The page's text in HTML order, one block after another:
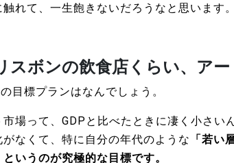
れて、一生飽きないだろうなと思います。
スボンの飲食店くらい、ア
目標プランはなんでしょう。
市場って、GDPと比べたときに凄く小さ
がなくて、特に自分の年代のような 「若い
いうのが究極的な目標です。